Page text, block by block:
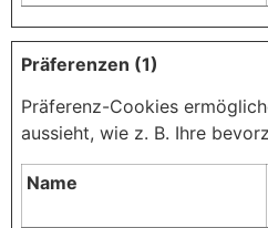
Präferenzen (1)
Präferenz-Cookies
aussieht, wie z. B. Ihre
Name